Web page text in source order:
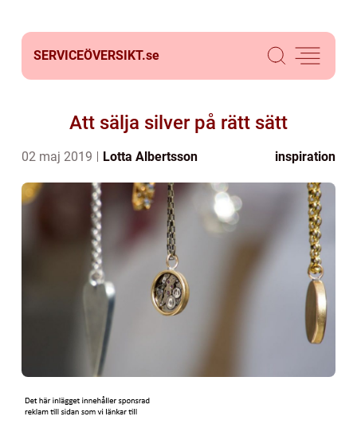
SERVICEÖVERSIKT.se
Att sälja silver på rätt sätt
02 maj 2019 Lotta Albertsson inspiration